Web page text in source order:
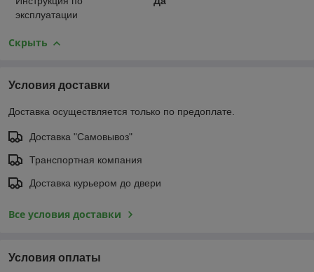
эксплуатации
Скрыть
Условия доставки
Доставка осуществляется только по предоплате.
Доставка "Самовывоз"
Транспортная компания
Доставка курьером до двери
Все условия доставки
Условия оплаты